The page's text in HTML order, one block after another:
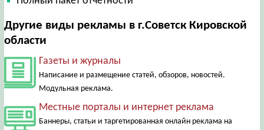
Другие виды рекламы в г.Советск Кировской
области
Газеты и журналы
Написание и размещение статей, обзоров, новостей.
Модульная реклама.
Местные порталы и интернет реклама
Баннеры, статьи и таргетированная онлайн реклама на